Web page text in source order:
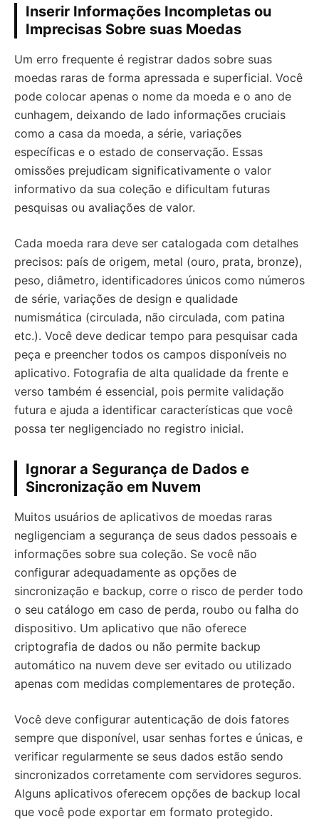
Inserir Informações Incompletas ou
Imprecisas Sobre suas Moedas
Um erro frequente é registrar dados sobre suas
moedas raras de forma apressada e superficial. Você
pode colocar apenas o nome da moeda e o ano de
cunhagem, deixando de lado informações cruciais
como a casa da moeda, a série, variações
específicas e o estado de conservação. Essas
omissões prejudicam significativamente o valor
informativo da sua coleção e dificultam futuras
pesquisas ou avaliações de valor.
Cada moeda rara deve ser catalogada com detalhes
precisos: país de origem, metal (ouro, prata, bronze),
peso, diâmetro, identificadores únicos como números
de série, variações de design e qualidade
numismática (circulada, não circulada, com patina
etc.). Você deve dedicar tempo para pesquisar cada
peça e preencher todos os campos disponíveis no
aplicativo. Fotografia de alta qualidade da frente e
verso também é essencial, pois permite validação
futura e ajuda a identificar características que você
possa ter negligenciado no registro inicial.
Ignorar a Segurança de Dados e
Sincronização em Nuvem
Muitos usuários de aplicativos de moedas raras
negligenciam a segurança de seus dados pessoais e
informações sobre sua coleção. Se você não
configurar adequadamente as opções de
sincronização e backup, corre o risco de perder todo
o seu catálogo em caso de perda, roubo ou falha do
dispositivo. Um aplicativo que não oferece
criptografia de dados ou não permite backup
automático na nuvem deve ser evitado ou utilizado
apenas com medidas complementares de proteção.
Você deve configurar autenticação de dois fatores
sempre que disponível, usar senhas fortes e únicas, e
verificar regularmente se seus dados estão sendo
sincronizados corretamente com servidores seguros.
Alguns aplicativos oferecem opções de backup local
que você pode exportar em formato protegido.